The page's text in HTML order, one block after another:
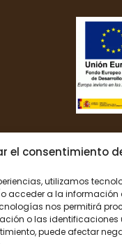
el consentimiento
utilizamos
acceder a la información
nos permitirá
o las identificaciones
puede afectar